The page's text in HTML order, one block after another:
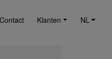
Contact Klanten NL